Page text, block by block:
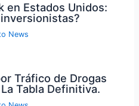
en Estados Unidos:
News
Tráfico de Drogas
Tabla Definitiva.